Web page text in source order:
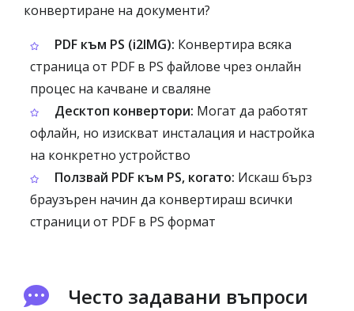
конвертиране на документи?
PDF към PS (i2IMG): Конвертира всяка
страница от PDF в PS файлове чрез онлайн
процес на качване и сваляне
Десктоп конвертори: Могат да работят
офлайн, но изискват инсталация и настройка
на конкретно устройство
Ползвай PDF към PS, когато: Искаш бърз
браузърен начин да конвертираш всички
страници от PDF в PS формат
Често задавани въпроси